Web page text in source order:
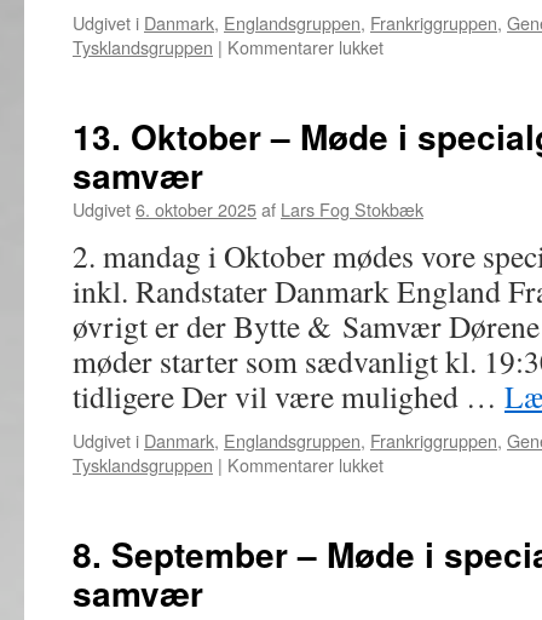
Udgivet i Danmark, Englandsgruppen, Frankriggruppen,
Tysklandsgruppen | Kommentarer lukkettil
Møde
bytte
samvær
13. Oktober – Møde i
samvær
Udgivet6. oktober 2025af Lars Fog Stokbæk
2. mandag i Oktober mødes vore
inkl. Randstater Danmark England
øvrigt er der Bytte & Samvær
møder starter som sædvanligt kl.
tidligere Der vil være mulighed …
Udgivet i Danmark, Englandsgruppen, Frankriggruppen,
Tysklandsgruppen | Kommentarer lukkettil
Møde
8. September – Møde i
samvær